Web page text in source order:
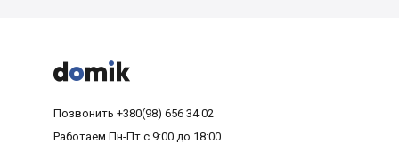



Позвонить +380(98) 656 34 02
Работаем Пн-Пт с 9:00 до 18:00